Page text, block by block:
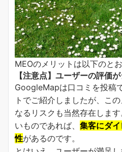
MEOのメリットは以下のとお
【注意点】ユーザーの評価
GoogleMapは口コミを投稿
トでご紹介しましたが、こ
なるリスクも当然存在しま
いものであれば、 集客にダ
性があるのです。